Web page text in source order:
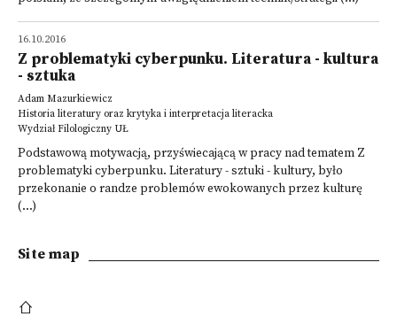
16.10.2016
Z problematyki cyberpunku. Literatura - kultura
- sztuka
Adam Mazurkiewicz
Historia literatury oraz krytyka i interpretacja literacka
Wydział Filologiczny UŁ
Podstawową motywacją, przyświecającą w pracy nad tematem Z
problematyki cyberpunku. Literatury - sztuki - kultury, było
przekonanie o randze problemów ewokowanych przez kulturę
(...)
Site map